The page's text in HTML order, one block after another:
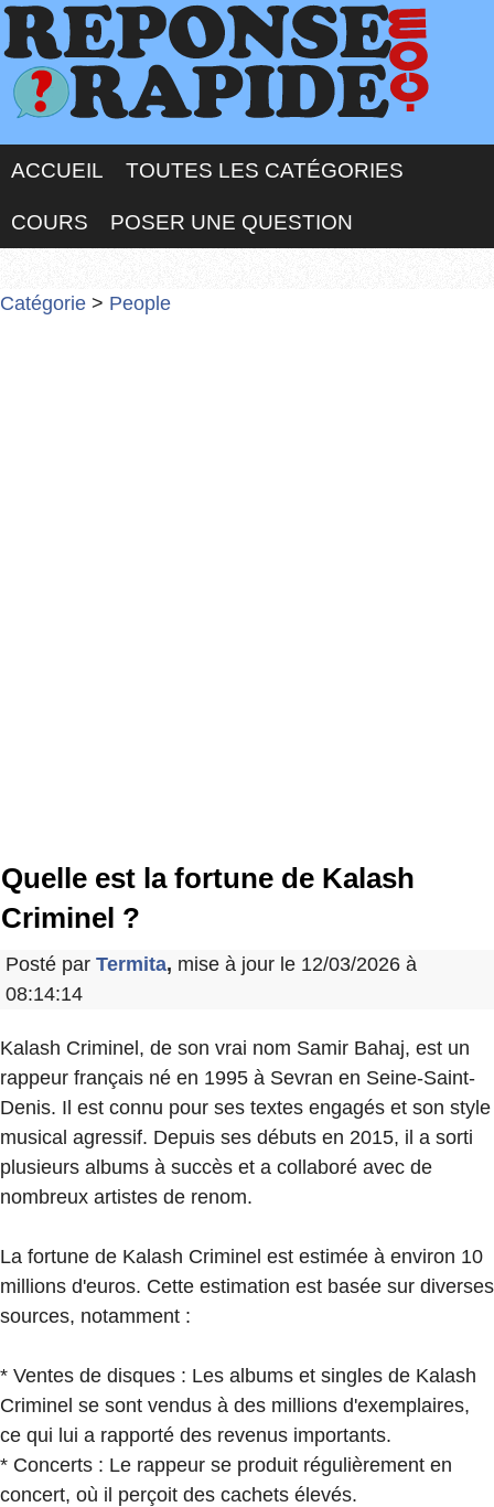
ACCUEIL TOUTES LES CATÉGORIES
COURS POSER UNE QUESTION
Catégorie > People
Quelle est la fortune de Kalash
Criminel ?
Posté par Termita, mise à jour le 12/03/2026 à
08:14:14
Kalash Criminel, de son vrai nom Samir Bahaj, est un
rappeur français né en 1995 à Sevran en Seine-Saint-
Denis. Il est connu pour ses textes engagés et son style
musical agressif. Depuis ses débuts en 2015, il a sorti
plusieurs albums à succès et a collaboré avec de
nombreux artistes de renom.
La fortune de Kalash Criminel est estimée à environ 10
millions d'euros. Cette estimation est basée sur diverses
sources, notamment :
* Ventes de disques : Les albums et singles de Kalash
Criminel se sont vendus à des millions d'exemplaires,
ce qui lui a rapporté des revenus importants.
* Concerts : Le rappeur se produit régulièrement en
concert, où il perçoit des cachets élevés.